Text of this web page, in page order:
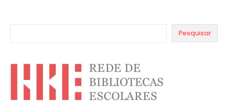
Pesquisar